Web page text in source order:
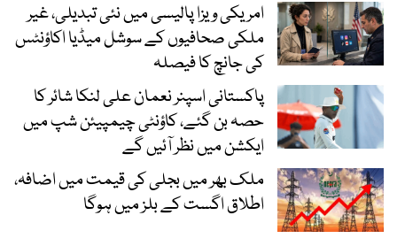
امریکی ویزا پالیسی میں نئی تبدیلی، غیر
ملکی صحافیوں کے سوشل میڈیا اکاؤنٹس
کی جانچ کا فیصلہ
پاکستانی اسپنر نعمان علی لنکا شائر کا
حصہ بن گئے، کاؤنٹی چیمپیئن شپ میں
ایکشن میں نظر آئیں گے
ملک بھر میں بجلی کی قیمت میں اضافہ،
اطلاق اگست کے بلز میں ہوگا